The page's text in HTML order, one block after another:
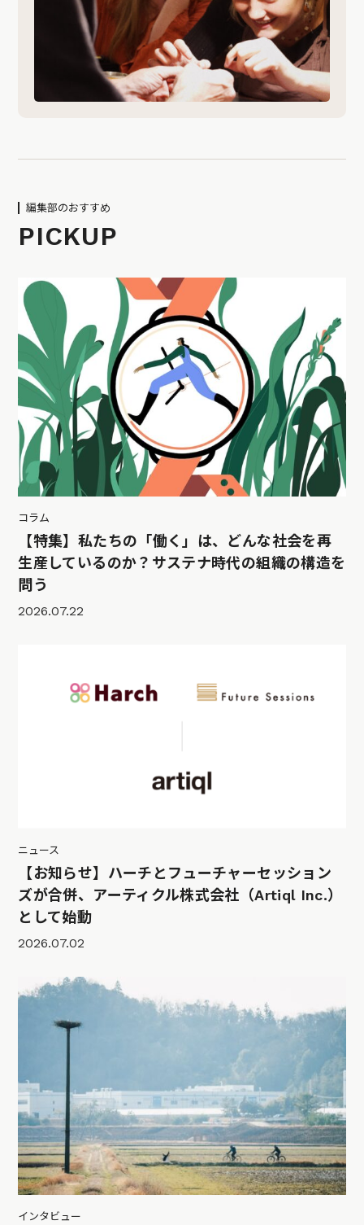
編集部のおすすめ
PICKUP
コラム
【特集】私たちの「働く」は、どんな社会を再
生産しているのか？サステナ時代の組織の構造を
問う
2026.07.22
ニュース
【お知らせ】ハーチとフューチャーセッション
ズが合併、アーティクル株式会社（Artiql Inc.）
として始動
2026.07.02
インタビュー